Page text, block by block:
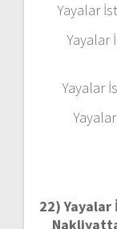
Yayalar
Yayalar
Yayalar
22)Yayalar